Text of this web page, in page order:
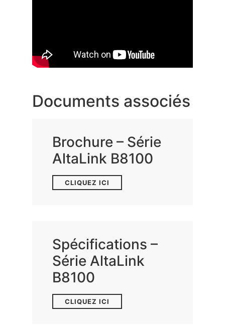
Documents associés
Brochure – Série
AltaLink B8100
CLIQUEZ ICI
Spécifications –
Série AltaLink
B8100
CLIQUEZ ICI